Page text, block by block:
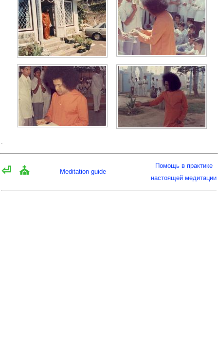
⏎ ⛪ Meditation guide
Помощь в практике
настоящей медитации